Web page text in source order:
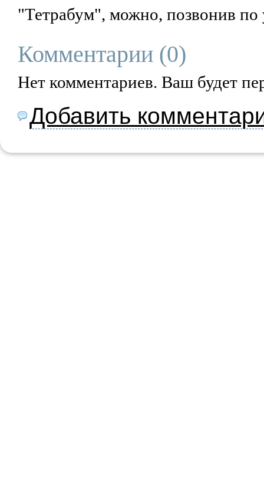
"Тетрабум", можно, позвонив по
Комментарии (0)
Нет комментариев. Ваш будет
Добавить